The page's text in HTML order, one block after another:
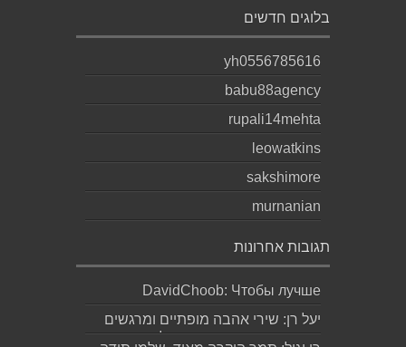
בלוגים חדשים
yh0556785616
babu88agency
rupali14mehta
leowatkins
sakshimore
murnanian
תגובות אחרונות
DavidChoob: Чтобы лучше
понимать расстановку сил перед
матчем, читаю ана...
יעל רן: שירי אהבה מופתיים ומרגשים
עד מאוד כפי שרק גד יודע לכתוב